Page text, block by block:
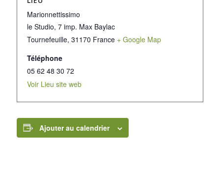
Marionnettissimo
le Studio, 7 imp. Max Baylac
Tournefeuille, 31170 France + Google Map
Téléphone
05 62 48 30 72
Voir Lieu site web
Ajouter au calendrier